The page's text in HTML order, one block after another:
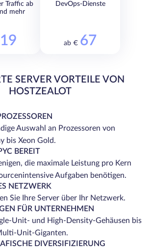
Traffic ab
mehr
19
DevOps-Dienste
ab € 67
SERVER VORTEILE VON
HOSTZEALOT
Auswahl an Prozessoren von
bis Xeon Gold.
BEREIT
die maximale Leistung pro Kern
Aufgaben benötigen.
NETZWERK
Sie Ihre Server über Ihr Netzwerk.
FÜR UNTERNEHMEN
Unit- und High-Density-Gehäusen bis
Unit-Giganten.
DIVERSIFIZIERUNG